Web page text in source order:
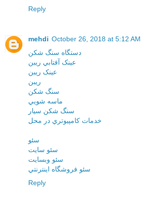
Reply
mehdi October 26, 2018 at 5:12 AM
دستگاه سنگ شکن
عينک آفتابي ريبن
عينک ريبن
ريبن
سنگ شکن
ماسه شويي
سنگ شکن سيار
خدمات کامپيوتري در محل
سئو
سئو سايت
سئو وبسايت
سئو فروشگاه اينترنتي
Reply